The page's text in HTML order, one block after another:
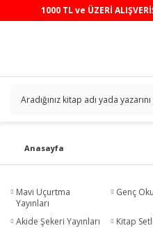
1000 TL ve ÜZERİ
Anasayfa
Mavi Uçurtma
Yayınları
Genç
Akide Şekeri Yayınları
Kitap